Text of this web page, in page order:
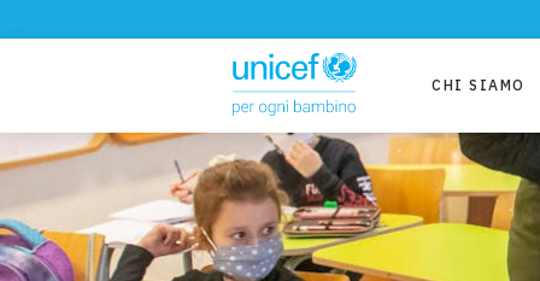
CHI SIAMO